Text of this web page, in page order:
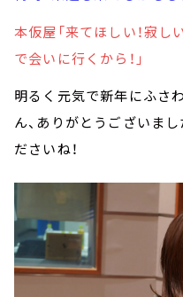
本仮屋「来てほしい！寂し
で会いに行くから！」
明るく元気で新年にふさ
ん、ありがとうございま
ださいね！